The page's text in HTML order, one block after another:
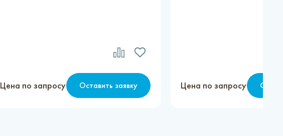
Цена по запросу Оставить заявку Цена по запросу